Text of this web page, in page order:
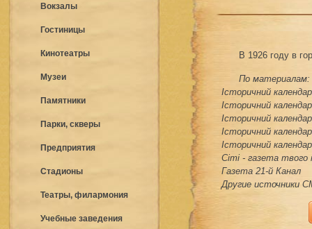
Вокзалы
Гостиницы
Кинотеатры
Музеи
Памятники
Парки, скверы
Предприятия
Стадионы
Театры, филармония
Учебные заведения
В 1926 году в
По материалам:
Історичний
Історичний
Історичний
Історичний
Історичний
Сіті - газета твого
Газета 21-й Канал
Другие источники